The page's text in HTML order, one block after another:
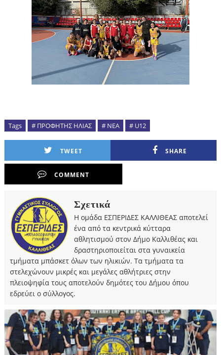
Tags # ΠΡΟΦΗΤΗΣ ΗΛΙΑΣ # NEA # U12
TWEET SHARE
COMMENT
Σχετικά
Η ομάδα ΕΣΠΕΡΙΔΕΣ ΚΑΛΛΙΘΕΑΣ αποτελεί
ένα από τα κεντρικά κύτταρα
αθλητισμού στον Δήμο Καλλιθέας και
δραστηριοποιείται στα γυναικεία
τμήματα μπάσκετ όλων των ηλικιών. Τα τμήματα τα
στελεχώνουν μικρές και μεγάλες αθλήτριες στην
πλειοψηφία τους αποτελούν δημότες του Δήμου όπου
εδρεύει ο σύλλογος.